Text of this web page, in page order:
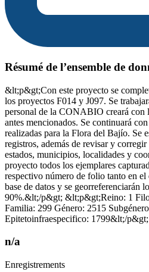
Résumé de l’ensemble de
&lt;p&gt;Con este proyecto se
los proyectos F014 y J097. Se
personal de la CONABIO creará con
antes mencionados. Se continuará
realizadas para la Flora del Bajío. Se
registros, además de revisar y
estados, municipios, localidades y
proyecto todos los ejemplares
respectivo número de folio tanto en
base de datos y se georreferenciarán
90%.&lt;/p&gt; &lt;p&gt;Reino: 1
Familia: 299 Género: 2515
Epitetoinfraespecifico: 1799&lt;/p&gt;
n/a
Enregistrements